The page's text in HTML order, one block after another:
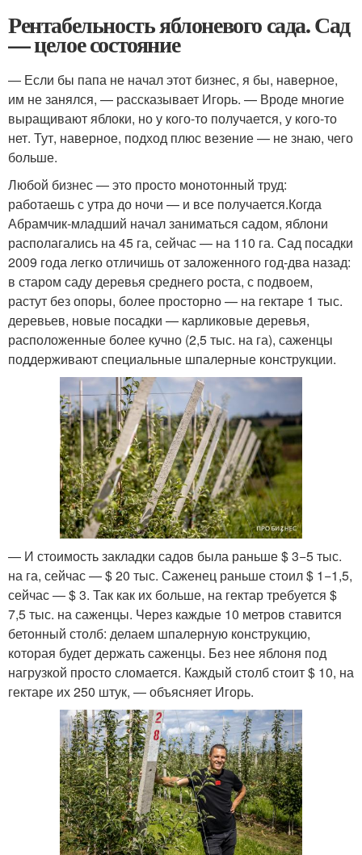
Рентабельность яблоневого сада. Сад
— целое состояние
— Если бы папа не начал этот бизнес, я бы, наверное,
им не занялся, — рассказывает Игорь. — Вроде многие
выращивают яблоки, но у кого-то получается, у кого-то
нет. Тут, наверное, подход плюс везение — не знаю, чего
больше.
Любой бизнес — это просто монотонный труд:
работаешь с утра до ночи — и все получается.Когда
Абрамчик-младший начал заниматься садом, яблони
располагались на 45 га, сейчас — на 110 га. Сад посадки
2009 года легко отличишь от заложенного год-два назад:
в старом саду деревья среднего роста, с подвоем,
растут без опоры, более просторно — на гектаре 1 тыс.
деревьев, новые посадки — карликовые деревья,
расположенные более кучно (2,5 тыс. на га), саженцы
поддерживают специальные шпалерные конструкции.
— И стоимость закладки садов была раньше $ 3−5 тыс.
на га, сейчас — $ 20 тыс. Саженец раньше стоил $ 1−1,5,
сейчас — $ 3. Так как их больше, на гектар требуется $
7,5 тыс. на саженцы. Через каждые 10 метров ставится
бетонный столб: делаем шпалерную конструкцию,
которая будет держать саженцы. Без нее яблоня под
нагрузкой просто сломается. Каждый столб стоит $ 10, на
гектаре их 250 штук, — объясняет Игорь.